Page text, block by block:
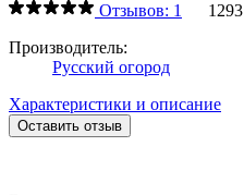
Отзывов: 1
1293
Производитель:
Русский огород
Характеристики и описание
Оставить отзыв